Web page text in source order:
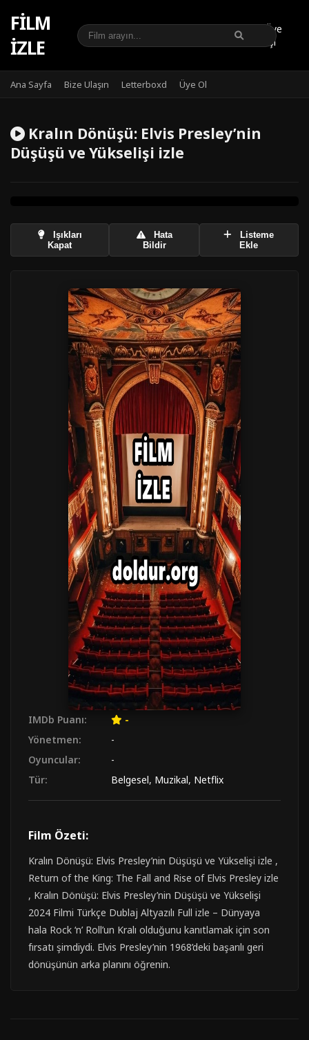
FILM
IZLE
Üye
Girişi
Ana Sayfa Bize Ulaşın Letterboxd Üye Ol
Kralın Dönüşü: Elvis Presley’nin
Düşüşü ve Yükselişi izle
Işıkları
Kapat
Hata
Bildir
Listeme
Ekle
IMDb Puanı:
-
Yönetmen:
-
Oyuncular:
-
Tür:
Belgesel, Muzikal, Netflix
Film Özeti:
Kralın Dönüşü: Elvis Presley’nin Düşüşü ve Yükselişi izle ,
Return of the King: The Fall and Rise of Elvis Presley izle
, Kralın Dönüşü: Elvis Presley’nin Düşüşü ve Yükselişi
2024 Filmi Türkçe Dublaj Altyazılı Full izle – Dünyaya
hala Rock ‘n’ Roll’un Kralı olduğunu kanıtlamak için son
fırsatı şimdiydi. Elvis Presley’nin 1968’deki başarılı geri
dönüşünün arka planını öğrenin.